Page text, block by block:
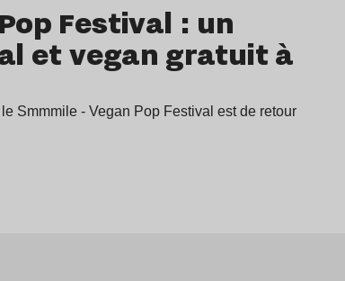
Festival : un
et vegan gratuit à
Smmmile - Vegan Pop Festival est de retour